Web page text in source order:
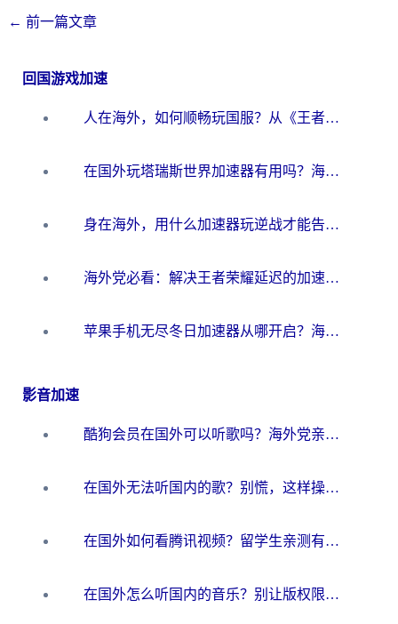
← 前一篇文章
回国游戏加速
人在海外，如何顺畅玩国服？从《王者荣耀》到《云图计划》的加速器终极指南
在国外玩塔瑞斯世界加速器有用吗？海外玩家亲测后的真实答案
身在海外，用什么加速器玩逆战才能告别延迟？
海外党必看：解决王者荣耀延迟的加速器终极指南——从EVE到猫和老鼠，一个工具全搞定
苹果手机无尽冬日加速器从哪开启？海外玩家的冬日生存指南
影音加速
酷狗会员在国外可以听歌吗？海外党亲测有效：3步解决音乐权限难题
在国外无法听国内的歌？别慌，这样操作就能畅听QQ音乐（附亲测加速器推荐）
在国外如何看腾讯视频？留学生亲测有效的回国加速方案
在国外怎么听国内的音乐？别让版权限制断了你的华语歌单